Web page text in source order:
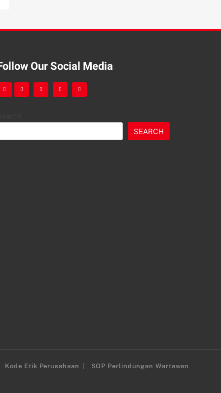
Our Social Media
SEARCH
Kode Etik Perusahaan SOP Perlindungan Wartawan